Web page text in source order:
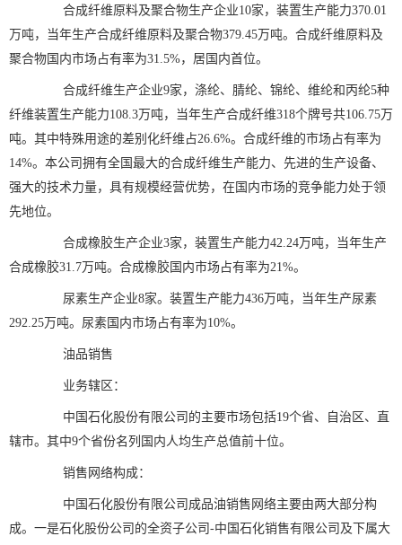
合成纤维原料及聚合物生产企业10家，装置生产能力370.01
万吨，当年生产合成纤维原料及聚合物379.45万吨。合成纤维原料及
聚合物国内市场占有率为31.5%，居国内首位。
合成纤维生产企业9家，涤纶、腈纶、锦纶、维纶和丙纶5种
纤维装置生产能力108.3万吨，当年生产合成纤维318个牌号共106.75万
吨。其中特殊用途的差别化纤维占26.6%。合成纤维的市场占有率为
14%。本公司拥有全国最大的合成纤维生产能力、先进的生产设备、
强大的技术力量，具有规模经营优势，在国内市场的竞争能力处于领
先地位。
合成橡胶生产企业3家，装置生产能力42.24万吨，当年生产
合成橡胶31.7万吨。合成橡胶国内市场占有率为21%。
尿素生产企业8家。装置生产能力436万吨，当年生产尿素
292.25万吨。尿素国内市场占有率为10%。
油品销售
业务辖区：
中国石化股份有限公司的主要市场包括19个省、自治区、直
辖市。其中9个省份名列国内人均生产总值前十位。
销售网络构成：
中国石化股份有限公司成品油销售网络主要由两大部分构
成。一是石化股份公司的全资子公司-中国石化销售有限公司及下属大